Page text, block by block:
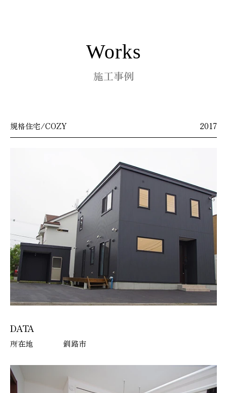
Works
施工事例
規格住宅/COZY 2017
DATA
所在地 釧路市